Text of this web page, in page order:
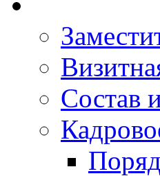
Состав